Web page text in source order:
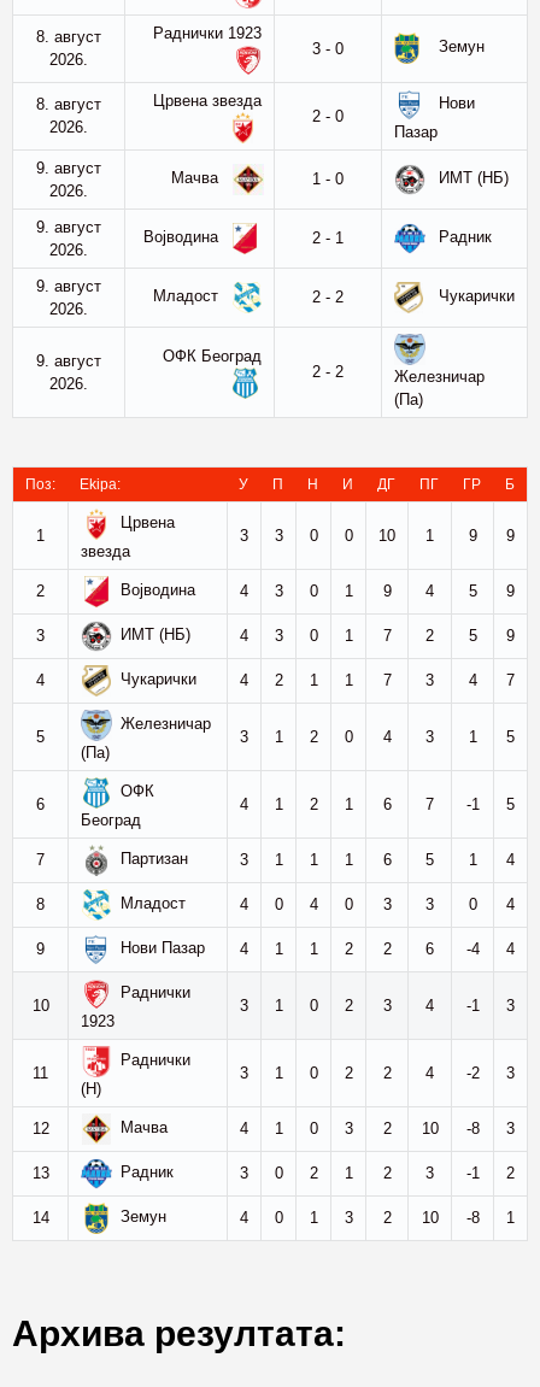
8. август
2026.
Раднички 1923
3 - 0
Земун
8. август
2026.
Црвена звезда
2 - 0
Нови
Пазар
9. август
2026.
Мачва 1 - 0 ИМТ (НБ)
9. август
2026.
Војводина 2 - 1 Радник
9. август
2026.
Младост 2 - 2 Чукарички
9. август
2026.
ОФК Београд
2 - 2
Железничар
(Па)
Поз: Ekipa: У П Н И ДГ ПГ ГР Б
1
Црвена
звезда
3 3 0 0 10 1 9 9
2 Војводина 4 3 0 1 9 4 5 9
3 ИМТ (НБ) 4 3 0 1 7 2 5 9
4 Чукарички 4 2 1 1 7 3 4 7
5
Железничар
(Па)
3 1 2 0 4 3 1 5
6
ОФК
Београд
4 1 2 1 6 7 -1 5
7 Партизан 3 1 1 1 6 5 1 4
8 Младост 4 0 4 0 3 3 0 4
9 Нови Пазар 4 1 1 2 2 6 -4 4
10
Раднички
1923
3 1 0 2 3 4 -1 3
11
Раднички
(Н)
3 1 0 2 2 4 -2 3
12 Мачва 4 1 0 3 2 10 -8 3
13 Радник 3 0 2 1 2 3 -1 2
14 Земун 4 0 1 3 2 10 -8 1
Архива резултата: